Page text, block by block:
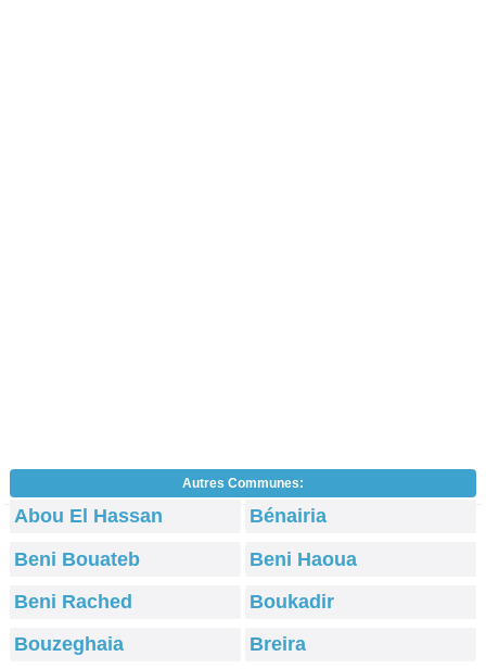
Autres Communes:
Abou El Hassan
Bénairia
Beni Bouateb
Beni Haoua
Beni Rached
Boukadir
Bouzeghaia
Breira